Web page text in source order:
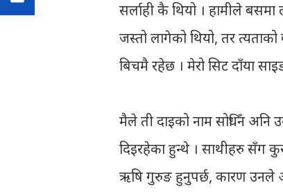
सर्लाही कै थियो । हामीले
जस्तो लागेको थियो, तर
बिचमै रहेछ । मेरो सिट दाँया
मैले ती दाइको नाम सोधिँन अनि
दिइरहेका हुन्थे । साथीहरु सँग
ऋषि गुरुङ हुनुपर्छ, कारण उनले